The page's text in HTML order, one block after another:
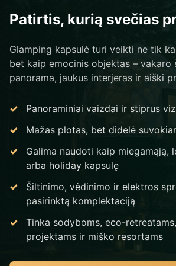
Patirtis, kurią svečias
Glamping kapsulė turi veikti ne tik
bet kaip emocinis objektas – vakaro
panorama, jaukus interjeras ir aiški
Panoraminiai vaizdai ir stiprus
Mažas plotas, bet didelė
Galima naudoti kaip miegamąją,
arba holiday kapsulę
Šiltinimo, vėdinimo ir elektros
pasirinktą komplektaciją
Tinka sodyboms, eco-
projektams ir miško resortams